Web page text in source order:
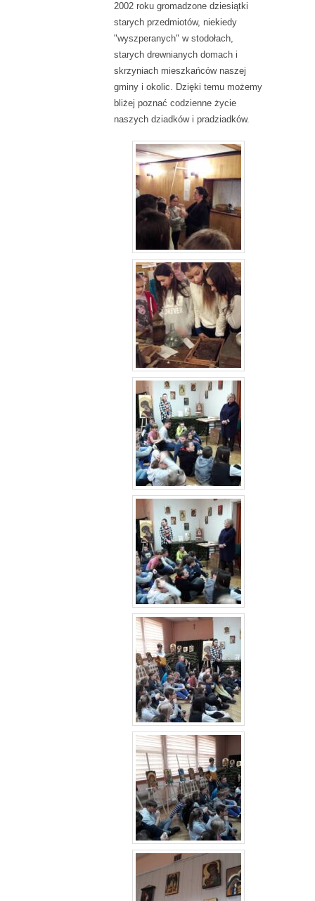
2002 roku gromadzone dziesiątki
starych przedmiotów, niekiedy
"wyszperanych" w stodołach,
starych drewnianych domach i
skrzyniach mieszkańców naszej
gminy i okolic. Dzięki temu możemy
bliżej poznać codzienne życie
naszych dziadków i pradziadków.